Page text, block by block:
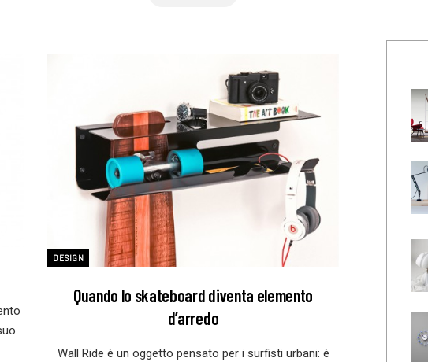
DESIGN
Quando lo skateboard diventa elemento
d’arredo
Wall Ride è un oggetto pensato per i surfisti urbani: è